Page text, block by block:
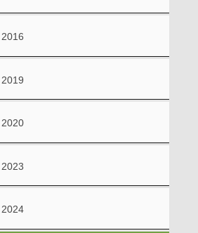
2016
2019
2020
2023
2024